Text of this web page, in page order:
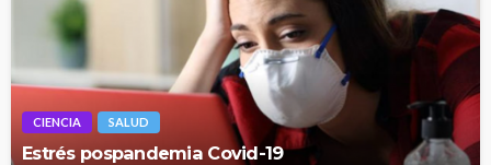
CIENCIA SALUD
Estrés pospandemia Covid-19